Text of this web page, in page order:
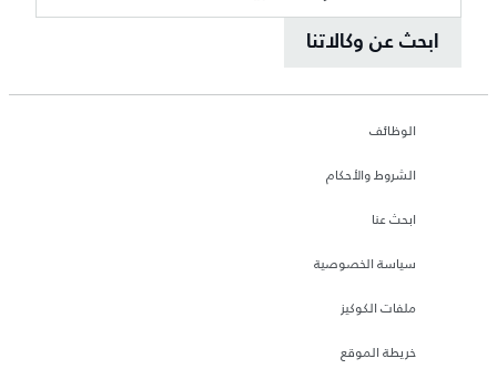
ابحث عن وكالاتنا
الوظائف
الشروط والأحكام
ابحث عنا
سياسة الخصوصية
ملفات الكوكيز
خريطة الموقع